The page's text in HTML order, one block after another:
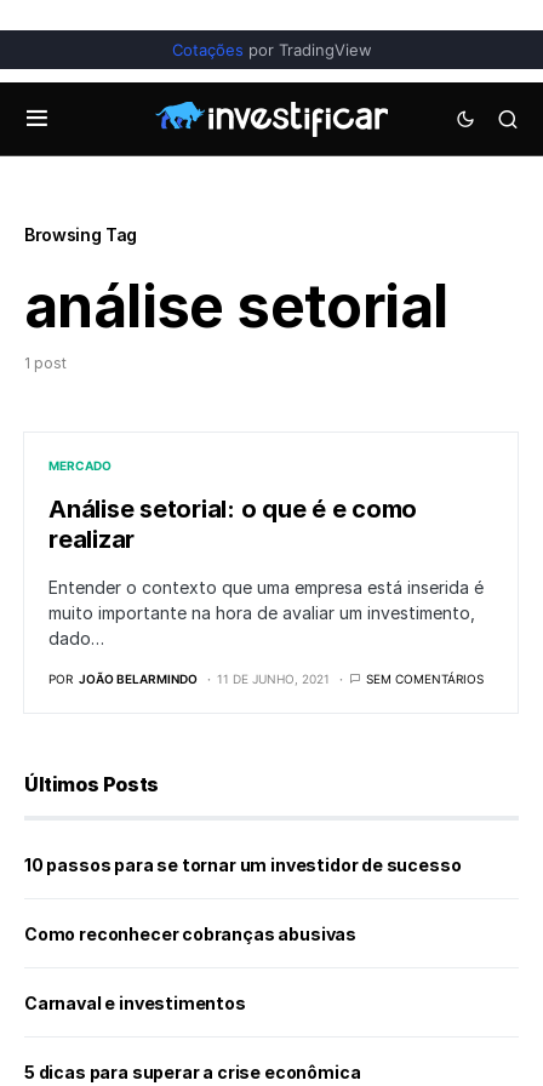
Cotações por TradingView
Browsing Tag
análise setorial
1 post
MERCADO
Análise setorial: o que é e como
realizar
Entender o contexto que uma empresa está inserida é
muito importante na hora de avaliar um investimento,
dado…
POR JOÃO BELARMINDO 11 DE JUNHO, 2021 SEM COMENTÁRIOS
Últimos Posts
10 passos para se tornar um investidor de sucesso
Como reconhecer cobranças abusivas
Carnaval e investimentos
5 dicas para superar a crise econômica